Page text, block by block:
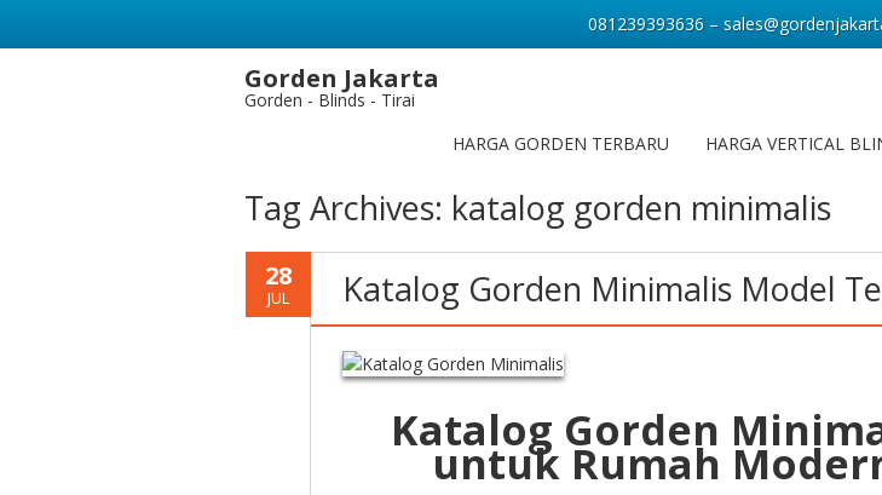
Gorden Jakarta
Gorden - Blinds - Tirai
HARGA GORDEN TERBARU
HARGA VERTICAL
Tag Archives: katalog gorden minimalis
28
JUL Katalog Gorden Minimalis Model
Katalog Gorden
untuk Rumah
081239393636 –